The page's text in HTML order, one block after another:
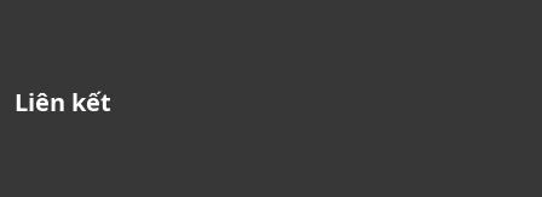
Liên kết